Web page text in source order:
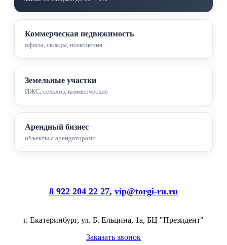
Коммерческая недвижимость
офисы, склады, помещения
Земельные участки
ИЖС, сельхоз, коммерческие
Арендный бизнес
объекты с арендаторами
8 922 204 22 27, vip@torgi-ru.ru
г. Екатеринбург, ул. Б. Ельцина, 1а, БЦ "Президент"
Заказать звонок